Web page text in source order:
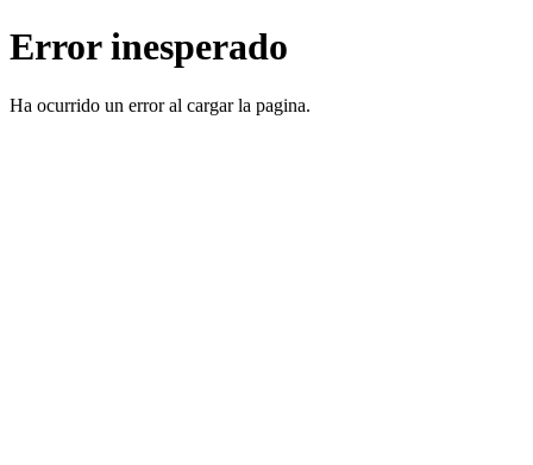
Error inesperado
Ha ocurrido un error al cargar la pagina.